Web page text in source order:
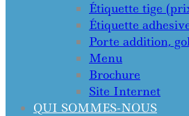
Étiquette tige
Étiquette
Porte addition,
Menu
Brochure
Site Internet
QUI SOMMES-NOUS